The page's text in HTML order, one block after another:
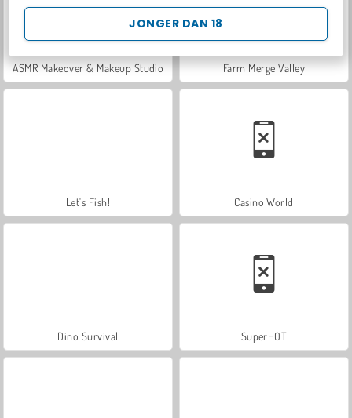
JONGER DAN 18
ASMR Makeover & Makeup Studio Farm Merge Valley
Let's Fish! Casino World
Dino Survival SuperHOT